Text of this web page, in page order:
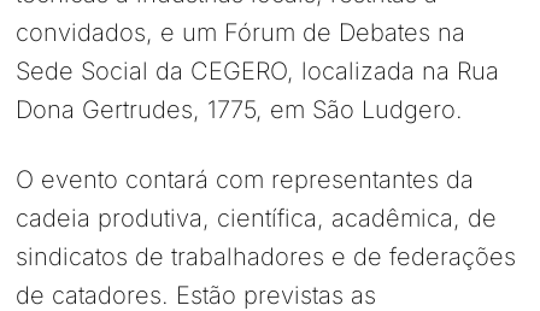
convidados, e um Fórum de Debates na
Sede Social da CEGERO, localizada na Rua
Dona Gertrudes, 1775, em São Ludgero.
O evento contará com representantes da
cadeia produtiva, científica, acadêmica, de
sindicatos de trabalhadores e de federações
de catadores. Estão previstas as